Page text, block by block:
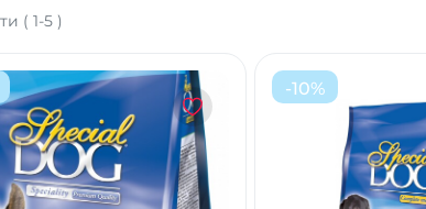
( 1-5)
-10%